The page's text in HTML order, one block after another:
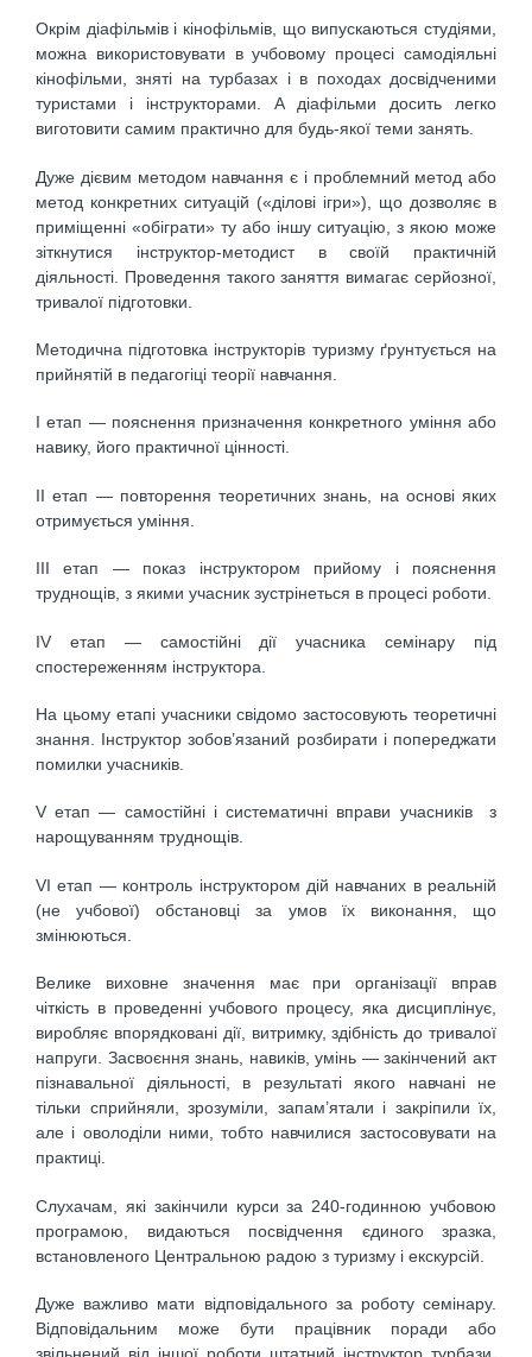
Окрім діафільмів і кінофільмів, що випускаються студіями,
можна використовувати в учбовому процесі самодіяльні
кінофільми, зняті на турбазах і в походах досвідченими
туристами і інструкторами. А діафільми досить легко
виготовити самим практично для будь-якої теми занять.
Дуже дієвим методом навчання є і проблемний метод або
метод конкретних ситуацій («ділові ігри»), що дозволяє в
приміщенні «обіграти» ту або іншу ситуацію, з якою може
зіткнутися інструктор-методист в своїй практичній
діяльності. Проведення такого заняття вимагає серйозної,
тривалої підготовки.
Методична підготовка інструкторів туризму ґрунтується на
прийнятій в педагогіці теорії навчання.
I етап — пояснення призначення конкретного уміння або
навику, його практичної цінності.
II етап — повторення теоретичних знань, на основі яких
отримується уміння.
III етап — показ інструктором прийому і пояснення
труднощів, з якими учасник зустрінеться в процесі роботи.
IV етап — самостійні дії учасника семінару під
спостереженням інструктора.
На цьому етапі учасники свідомо застосовують теоретичні
знання. Інструктор зобов’язаний розбирати і попереджати
помилки учасників.
V етап — самостійні і систематичні вправи учасників з
нарощуванням труднощів.
VI етап — контроль інструктором дій навчаних в реальній
(не учбової) обстановці за умов їх виконання, що
змінюються.
Велике виховне значення має при організації вправ
чіткість в проведенні учбового процесу, яка дисциплінує,
виробляє впорядковані дії, витримку, здібність до тривалої
напруги. Засвоєння знань, навиків, умінь — закінчений акт
пізнавальної діяльності, в результаті якого навчані не
тільки сприйняли, зрозуміли, запам’ятали і закріпили їх,
але і оволоділи ними, тобто навчилися застосовувати на
практиці.
Слухачам, які закінчили курси за 240-годинною учбовою
програмою, видаються посвідчення єдиного зразка,
встановленого Центральною радою з туризму і екскурсій.
Дуже важливо мати відповідального за роботу семінару.
Відповідальним може бути працівник поради або